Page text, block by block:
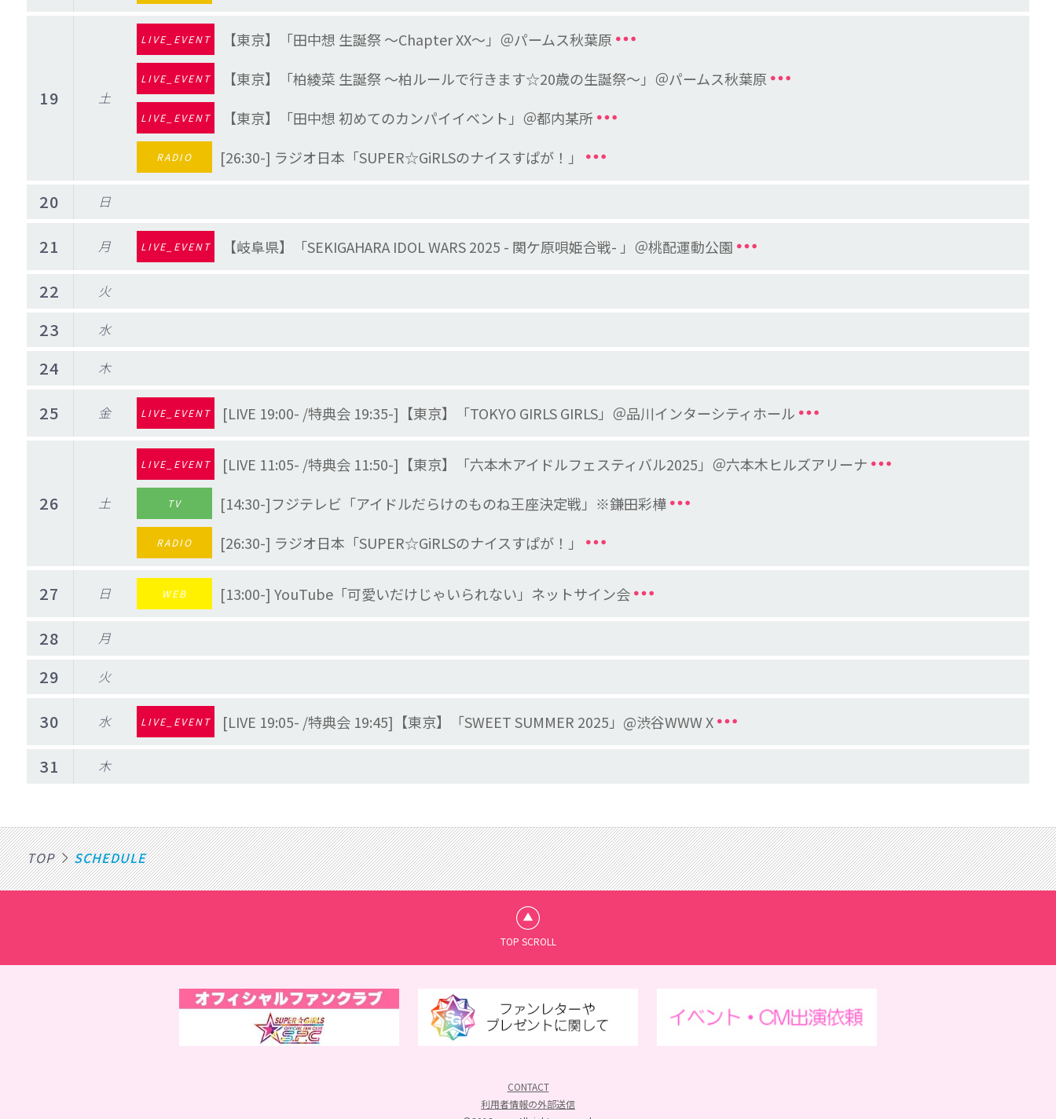
19 土
LIVE_EVENT 【東京】「田中想 生誕祭 ～Chapter XX～」＠パームス秋葉原
LIVE_EVENT 【東京】「柏綾菜 生誕祭 ～柏ルールで行きます☆20歳の生誕祭～」＠パームス秋葉原
LIVE_EVENT 【東京】「田中想 初めてのカンパイイベント」＠都内某所
RADIO [26:30-] ラジオ日本「SUPER☆GiRLSのナイスすぱが！」
20 日
21 月 LIVE_EVENT 【岐阜県】「SEKIGAHARA IDOL WARS 2025 - 関ケ原唄姫合戦- 」＠桃配運動公園
22 火
23 水
24 木
25 金 LIVE_EVENT [LIVE 19:00- /特典会 19:35-]【東京】「TOKYO GIRLS GIRLS」＠品川インターシティホール
26 土
LIVE_EVENT [LIVE 11:05- /特典会 11:50-]【東京】「六本木アイドルフェスティバル2025」＠六本木ヒルズアリーナ
TV [14:30-]フジテレビ「アイドルだらけのものね王座決定戦」※鎌田彩樺
RADIO [26:30-] ラジオ日本「SUPER☆GiRLSのナイスすぱが！」
27 日 WEB [13:00-] YouTube「可愛いだけじゃいられない」ネットサイン会
28 月
29 火
30 水 LIVE_EVENT [LIVE 19:05- /特典会 19:45]【東京】「SWEET SUMMER 2025」@渋谷WWW X
31 木
TOP SCHEDULE
TOP SCROLL
CONTACT
利用者情報の外部送信